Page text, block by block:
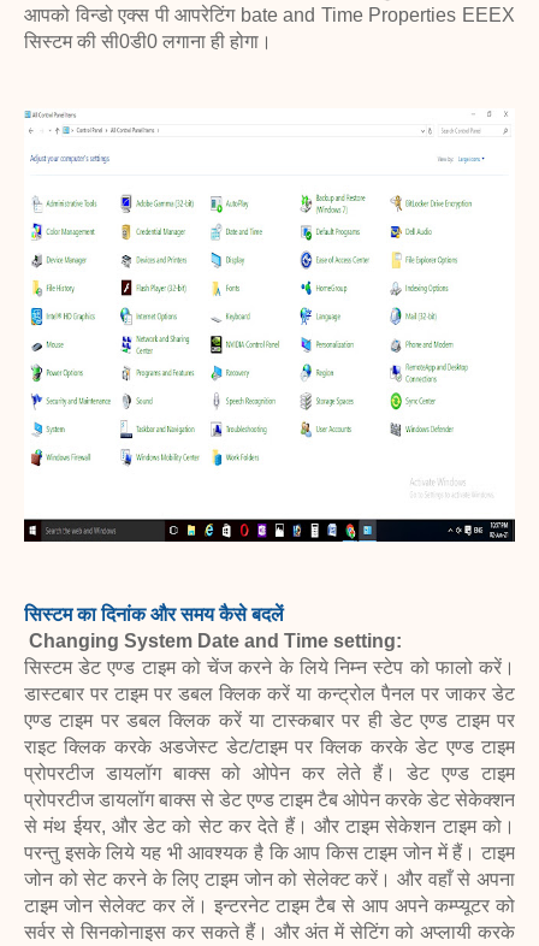
आपको विन्डो एक्स पी आपरेटिंग bate and Time Properties EEEX
सिस्टम की सी0डी0 लगाना ही होगा।
सिस्टम का दिनांक और समय कैसे बदलें
Changing System Date and Time setting:
सिस्टम डेट एण्ड टाइम को चेंज करने के लिये निम्न स्टेप को फालो करें।
डास्टबार पर टाइम पर डबल क्लिक करें या कन्ट्रोल पैनल पर जाकर डेट
एण्ड टाइम पर डबल क्लिक करें या टास्कबार पर ही डेट एण्ड टाइम पर
राइट क्लिक करके अडजेस्ट डेट/टाइम पर क्लिक करके डेट एण्ड टाइम
प्रोपरटीज डायलॉग बाक्स को ओपेन कर लेते हैं। डेट एण्ड टाइम
प्रोपरटीज डायलॉग बाक्स से डेट एण्ड टाइम टैब ओपेन करके डेट सेकेक्शन
से मंथ ईयर, और डेट को सेट कर देते हैं। और टाइम सेकेशन टाइम को।
परन्तु इसके लिये यह भी आवश्यक है कि आप किस टाइम जोन में हैं। टाइम
जोन को सेट करने के लिए टाइम जोन को सेलेक्ट करें। और वहाँ से अपना
टाइम जोन सेलेक्ट कर लें। इन्टरनेट टाइम टैब से आप अपने कम्प्यूटर को
सर्वर से सिनकोनाइस कर सकते हैं। और अंत में सेटिंग को अप्लायी करके